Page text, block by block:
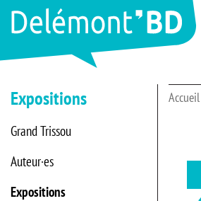
Expositions
Grand Trissou
Auteur·es
Expositions
Accueil